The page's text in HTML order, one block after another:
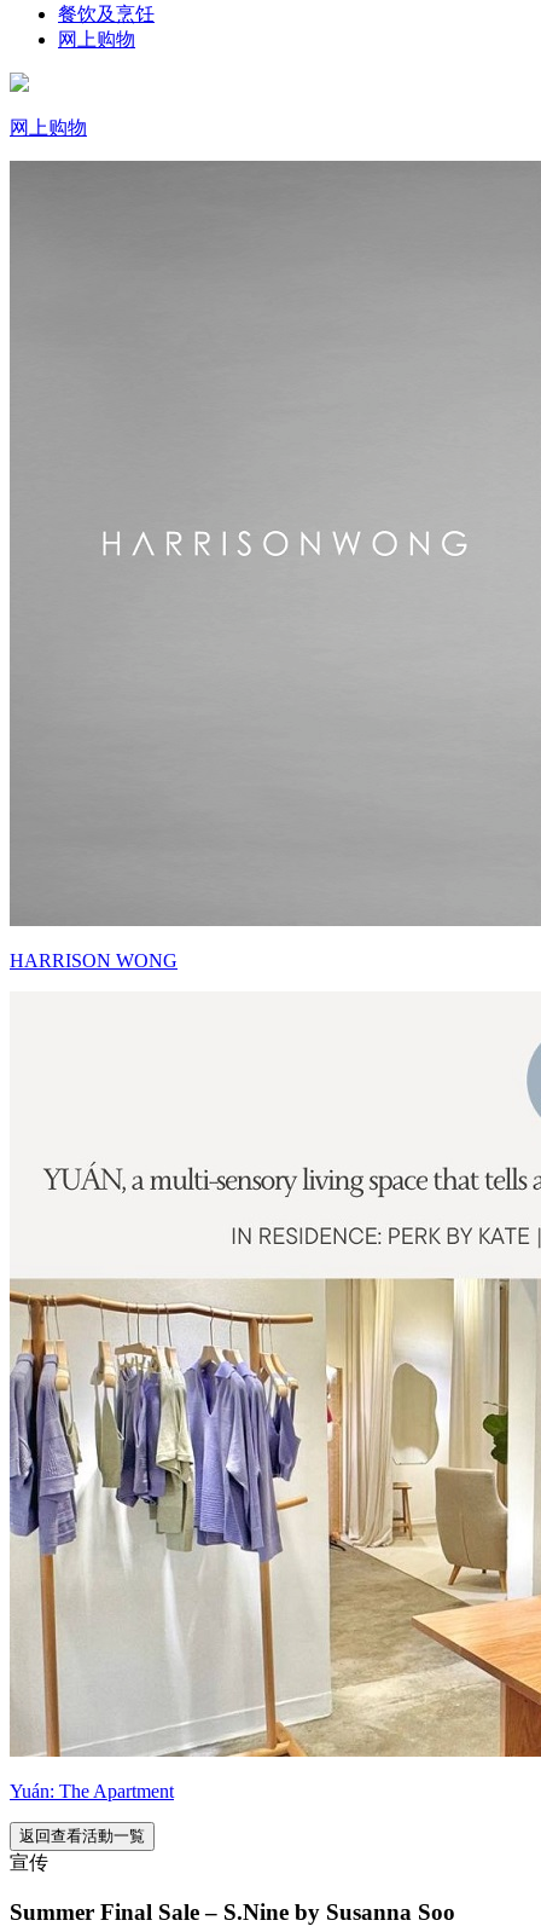
餐饮及烹饪
网上购物
网上购物
HARRISON WONG
Yuán: The Apartment
返回查看活動一覧
宣传
Summer Final Sale – S.Nine by Susanna Soo